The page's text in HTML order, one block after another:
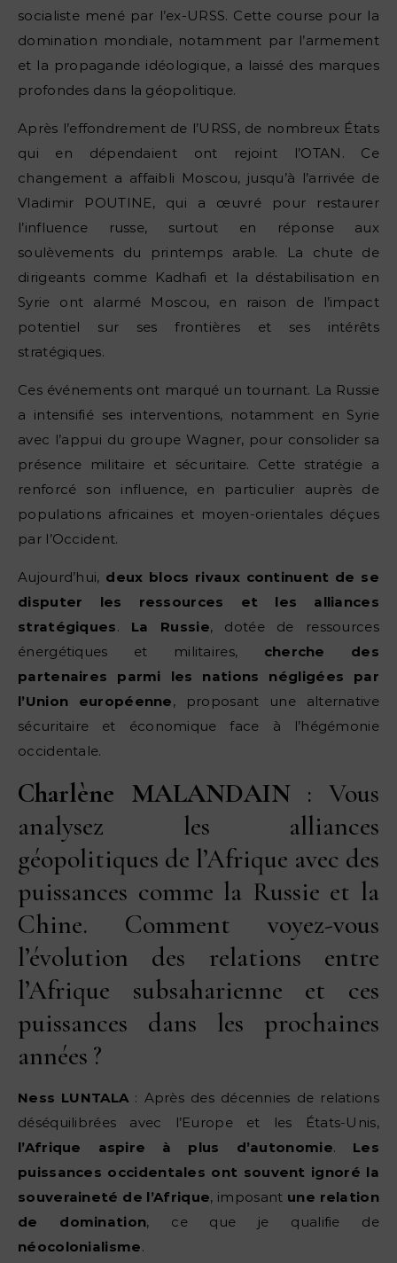
socialiste mené par l’ex-URSS. Cette course pour la
domination mondiale, notamment par l’armement
et la propagande idéologique, a laissé des marques
profondes dans la géopolitique.
Après l’effondrement de l’URSS, de nombreux États
qui en dépendaient ont rejoint l’OTAN. Ce
changement a affaibli Moscou, jusqu’à l’arrivée de
Vladimir POUTINE, qui a œuvré pour restaurer
l’influence russe, surtout en réponse aux
soulèvements du printemps arable. La chute de
dirigeants comme Kadhafi et la déstabilisation en
Syrie ont alarmé Moscou, en raison de l’impact
potentiel sur ses frontières et ses intérêts
stratégiques.
Ces événements ont marqué un tournant. La Russie
a intensifié ses interventions, notamment en Syrie
avec l’appui du groupe Wagner, pour consolider sa
présence militaire et sécuritaire. Cette stratégie a
renforcé son influence, en particulier auprès de
populations africaines et moyen-orientales déçues
par l’Occident.
Aujourd’hui, deux blocs rivaux continuent de se
disputer les ressources et les alliances
stratégiques. La Russie, dotée de ressources
énergétiques et militaires, cherche des
partenaires parmi les nations négligées par
l’Union européenne, proposant une alternative
sécuritaire et économique face à l’hégémonie
occidentale.
Charlène MALANDAIN: Vous
analysez les alliances
géopolitiques de l’Afrique avec des
puissances comme la Russie et la
Chine. Comment voyez-vous
l’évolution des relations entre
l’Afrique subsaharienne et ces
puissances dans les prochaines
années ?
Ness LUNTALA: Après des décennies de relations
déséquilibrées avec l’Europe et les États-Unis,
l’Afrique aspire à plus d’autonomie. Les
puissances occidentales ont souvent ignoré la
souveraineté de l’Afrique, imposant une relation
de domination, ce que je qualifie de
néocolonialisme.